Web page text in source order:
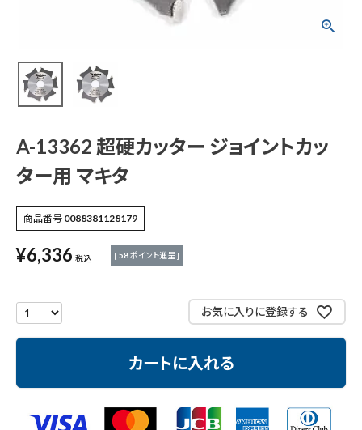
エアー工具・機械工具
先端工具
作業工具・大工道具
金物・現場資材
A-13362 超硬カッター ジョイントカッ
ター用 マキタ
商品番号 0088381128179
¥6,336 税込 [ 58ポイント進呈 ]
お気に入りに登録する
カートに入れる